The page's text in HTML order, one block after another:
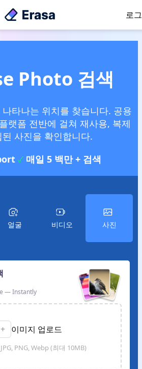
로
Photo 검색
타나는 위치를 찾습니다. 공용
랫폼 전반에 걸쳐 재사용, 복제
사진을 확인합니다.
✓ 매일 5 백만 + 검색
얼굴 비디오 사진
— Instantly
+ 이미지 업로드
PNG, Webp (최대 10MB)
우리 사진을 온라인에 유출
가 나지만, 적어도 이 도구를 찾
적할 수 있게 됐어요. - 마키 R.
아봤는데, 솔직히 우리의 사생
퍼지는 모습을 보는 게 가슴이